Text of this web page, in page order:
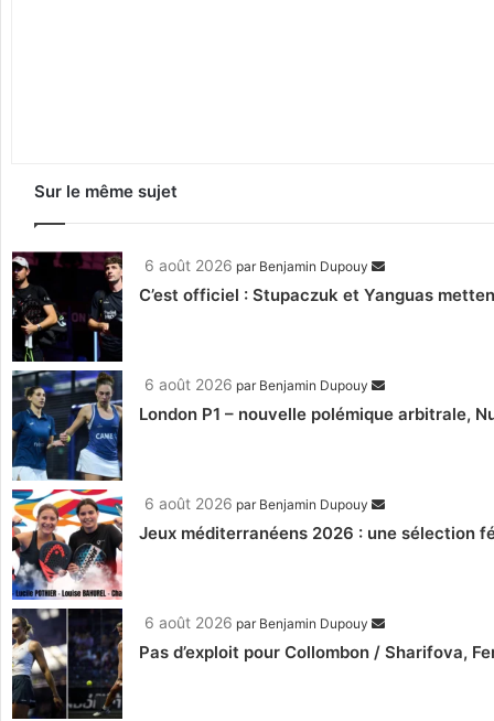
Sur le même sujet
6 août 2026 par Benjamin Dupouy
C’est officiel : Stupaczuk et Yanguas
6 août 2026 par Benjamin Dupouy
London P1 – nouvelle polémique arbitrale,
6 août 2026 par Benjamin Dupouy
Jeux méditerranéens 2026 : une sélection
6 août 2026 par Benjamin Dupouy
Pas d’exploit pour Collombon / Sharifova,